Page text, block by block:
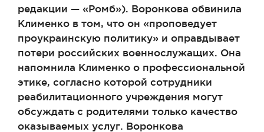
редакции — «Ромб»). Воронкова обвинила
Клименко в том, что он «проповедует
проукраинскую политику» и оправдывает
потери российских военнослужащих. Она
напомнила Клименко о профессиональной
этике, согласно которой сотрудники
реабилитационного учреждения могут
обсуждать с родителями только качество
оказываемых услуг. Воронкова